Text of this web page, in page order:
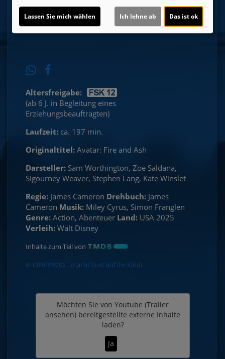
Ticket-Alarm
Altersfreigabe:
(ab 6 J. in Begleitung eines
Erziehungsbeauftragten)
Laufzeit: ca. 197 min.
Originaltitel: Avatar: Fire and Ash
Darsteller: Sam Worthington, Zoe Saldana,
Sigourney Weaver, Stephen Lang, Kate Winslet
Regie: James Cameron Drehbuch: James
Cameron Musik: Miley Cyrus, Simon Franglen
Genre: Action, Abenteuer Land: USA 2025
Verleih: Walt Disney
Inhalte zum Teil von
© CINEPROG ...macht Lust auf Ihr Kino!
Möchten Sie von Youtube (Trailer
ansehen) bereitgestellte externe Inhalte
laden?
Ja
Lassen Sie mich wählen Ich lehne ab Das ist ok